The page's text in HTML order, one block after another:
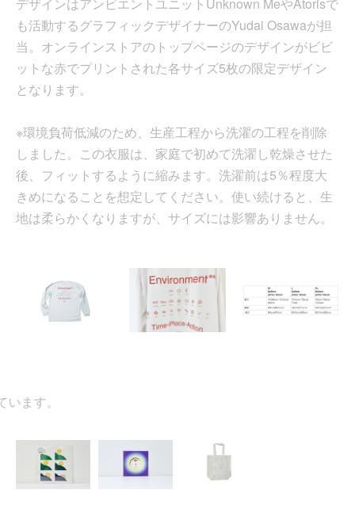
デザインはアンビエントユニットUnknown MeやAtorisで
も活動するグラフィックデザイナーのYudai Osawaが担
当。オンラインストアのトップページのデザインがビビ
ットな赤でプリントされた各サイズ5枚の限定デザイン
となります。
※環境負荷低減のため、生産工程から洗濯の工程を削除
しました。この衣服は、家庭で初めて洗濯し乾燥させた
後、フィットするように縮みます。洗濯前は5％程度大
きめになることを想定してください。使い続けると、生
地は柔らかくなりますが、サイズには影響ありません。
ます。